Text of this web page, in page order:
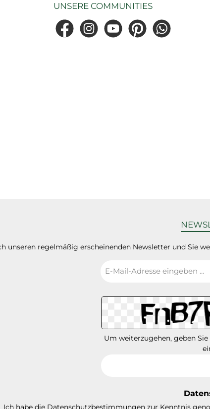
UNSERE COMMUNITIES
FacebookInstagramYouTubePinterestWhatsApp
unseren regelmäßig erscheinenden Newsletter und Sie
Mail-
*
Um weiterzugehen, geben
Ich habe die Datenschutzbestimmungenzur Kenntnis